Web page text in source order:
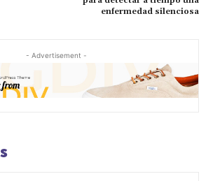
enfermedad silenciosa
- Advertisement -